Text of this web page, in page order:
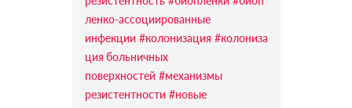
ленко-ассоциированные
инфекции #колонизация #колониза
ция больничных
поверхностей #механизмы
резистентности #новые